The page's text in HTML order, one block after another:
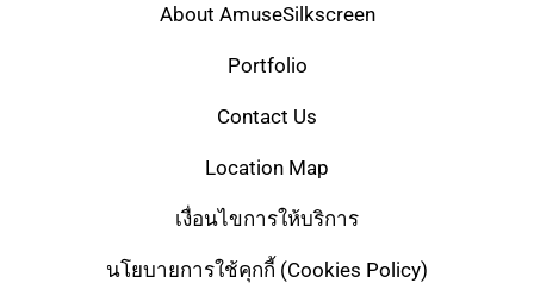
About AmuseSilkscreen
Portfolio
Contact Us
Location Map
เงื่อนไขการให้บริการ
นโยบายการใช้คุกกี้ (Cookies Policy)